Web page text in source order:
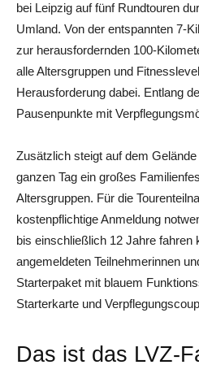
bei Leipzig auf fünf Rundtouren
Umland. Von der entspannten 7-
zur herausfordernden 100-
alle Altersgruppen und
Herausforderung dabei. Entlang
Pausenpunkte mit
Zusätzlich steigt auf dem
ganzen Tag ein großes
Altersgruppen. Für die
kostenpflichtige Anmeldung
bis einschließlich 12 Jahre fahren
angemeldeten Teilnehmerinnen
Starterpaket mit blauem
Starterkarte und
Das ist das LVZ-